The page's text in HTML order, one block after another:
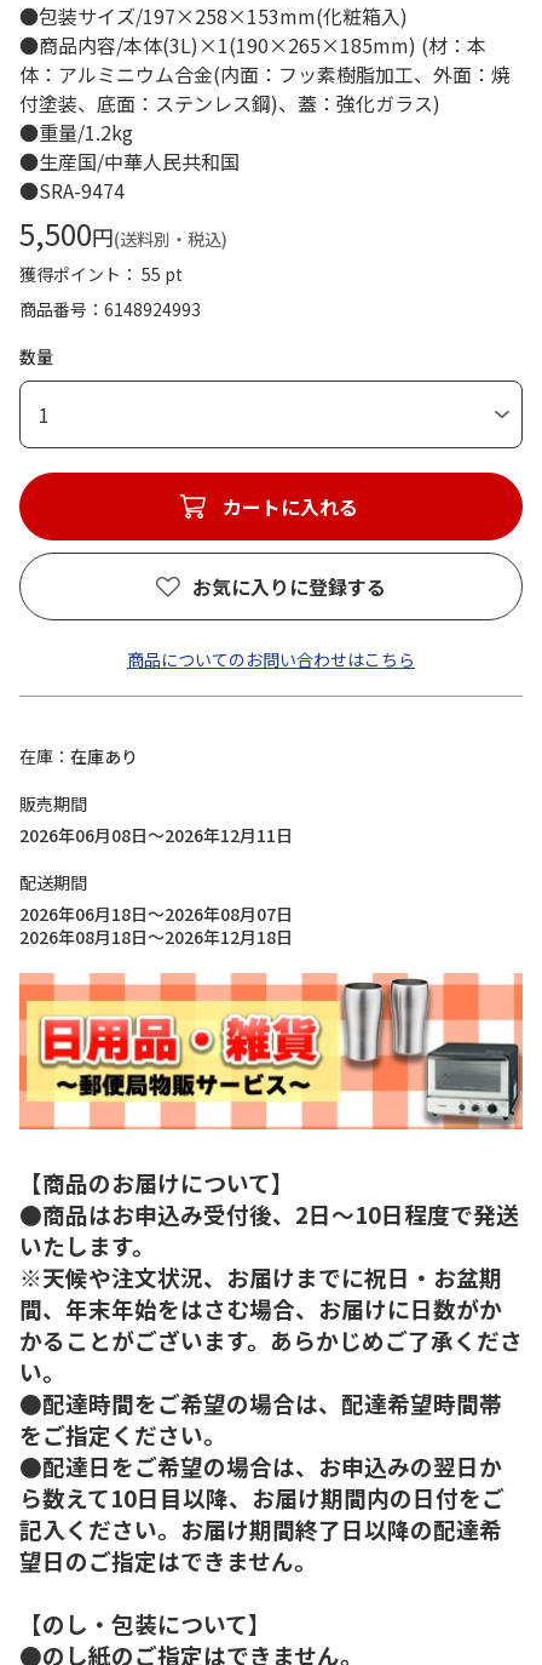
●包装サイズ/197×258×153mm(化粧箱入)
●商品内容/本体(3L)×1(190×265×185mm) (材：本
体：アルミニウム合金(内面：フッ素樹脂加工、外面：焼
付塗装、底面：ステンレス鋼)、蓋：強化ガラス)
●重量/1.2kg
●生産国/中華人民共和国
●SRA-9474
5,500円(送料別・税込)
獲得ポイント： 55 pt
商品番号
6148924993
数量
1
カートに入れる
お気に入りに登録する
商品についてのお問い合わせはこちら
在庫
在庫あり
販売期間
2026年06月08日～2026年12月11日
配送期間
2026年06月18日～2026年08月07日
2026年08月18日～2026年12月18日
【商品のお届けについて】
●商品はお申込み受付後、2日～10日程度で発送
いたします。
※天候や注文状況、お届けまでに祝日・お盆期
間、年末年始をはさむ場合、お届けに日数がか
かることがございます。あらかじめご了承くださ
い。
●配達時間をご希望の場合は、配達希望時間帯
をご指定ください。
●配達日をご希望の場合は、お申込みの翌日か
ら数えて10日目以降、お届け期間内の日付をご
記入ください。お届け期間終了日以降の配達希
望日のご指定はできません。
【のし・包装について】
●のし紙のご指定はできません。